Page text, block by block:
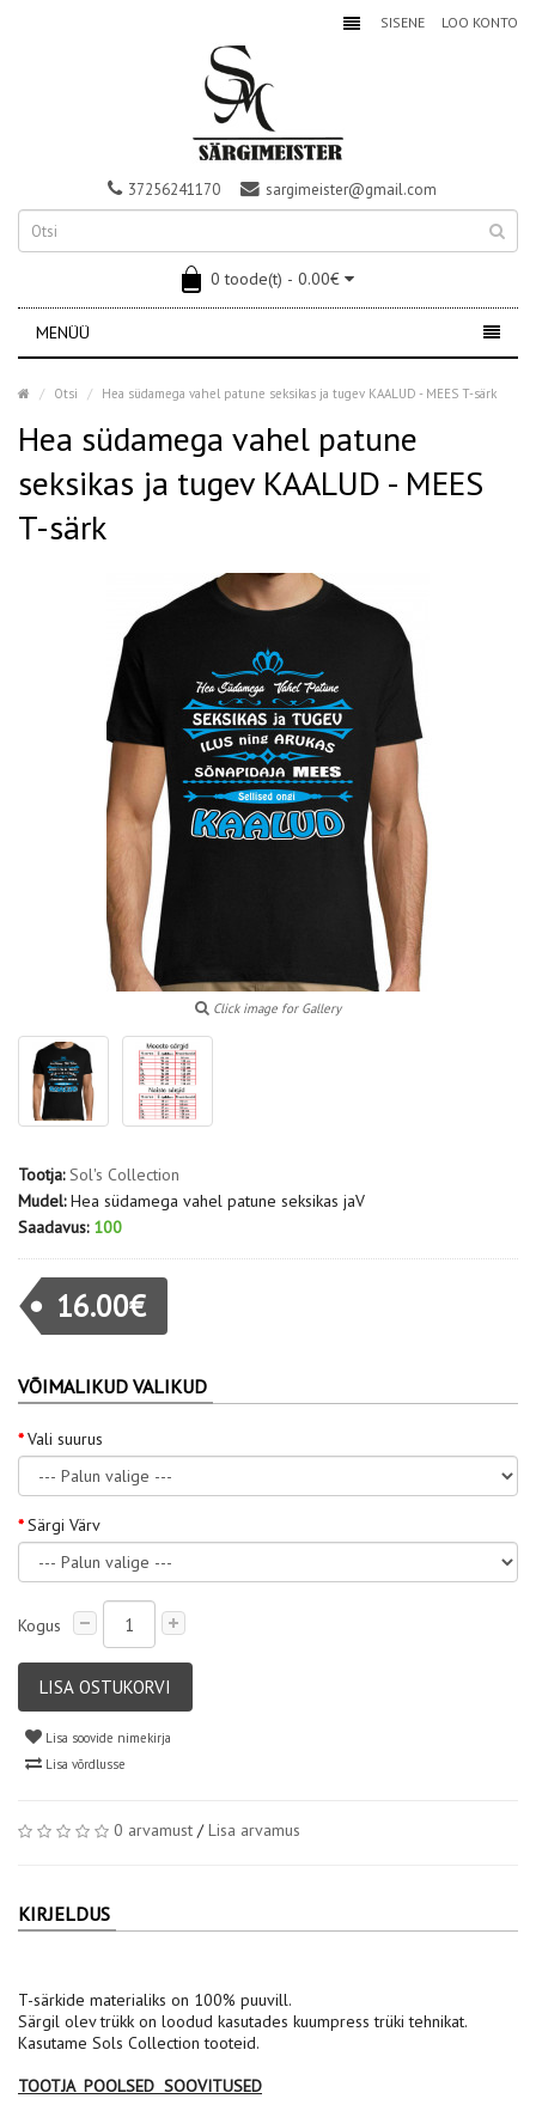
SISENE LOO KONTO
37256241170 sargimeister@gmail.com
0 toode(t) - 0.00€
MENÜÜ
Otsi Hea südamega vahel patune seksikas ja tugev KAALUD - MEES T-särk
Hea südamega vahel patune
seksikas ja tugev KAALUD - MEES
T-särk
Click image for Gallery
Tootja: Sol's Collection
Mudel: Hea südamega vahel patune seksikas jaV
Saadavus: 100
16.00€
VÕIMALIKUD VALIKUD
Vali suurus
Särgi Värv
Kogus
LISA OSTUKORVI
Lisa soovide nimekirja
Lisa võrdlusse
0 arvamust /Lisa arvamus
KIRJELDUS
T-särkide materialiks on 100% puuvill.
Särgil olev trükk on loodud kasutades kuumpress trüki tehnikat.
Kasutame Sols Collection tooteid.
TOOTJA POOLSED SOOVITUSED